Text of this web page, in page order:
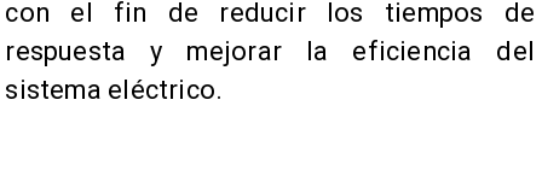
con el fin de reducir los tiempos de
respuesta y mejorar la eficiencia del
sistema eléctrico.